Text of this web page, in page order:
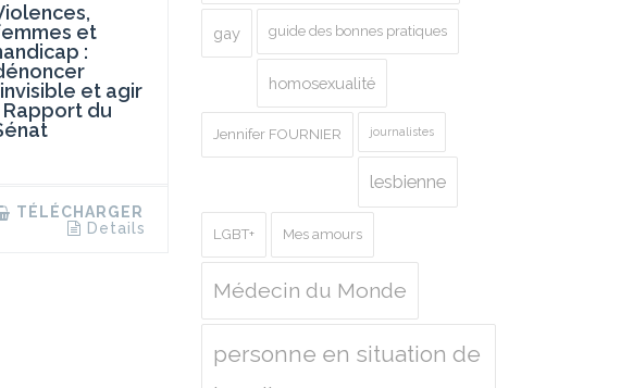
et
:
et agir
Rapport du
TÉLÉCHARGER
Details
gay guide des bonnes pratiques
homosexualité
Jennifer FOURNIER journalistes
lesbienne
LGBT+ Mes amours
Médecin du Monde
personne en situation de